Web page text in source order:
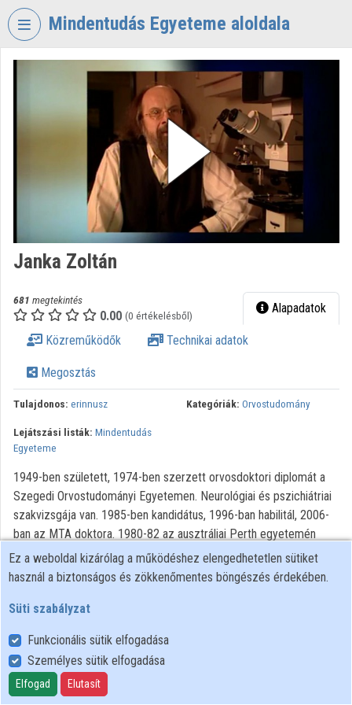
Fejléc kihagyása
Mindentudás Egyeteme aloldala
TORIUM
MINDENTUDÁS
Intézményi kezdőlap
Bejelentkezés
Intézményi felfedezés
Kategóriák
Intézményi listák
Intézmények
Közreműködők
Janka Zoltán
681 megtekintés
0.00 (0 értékelésből) Alapadatok
Közreműködők Technikai adatok
Megosztás
Tulajdonos: erinnusz Kategóriák: Orvostudomány
Lejátszási listák: Mindentudás
Egyeteme
1949-ben született, 1974-ben szerzett orvosdoktori diplomát a
Szegedi Orvostudományi Egyetemen. Neurológiai és pszichiátriai
szakvizsgája van. 1985-ben kandidátus, 1996-ban habilitál, 2006-
ban az MTA doktora. 1980-82 az ausztráliai Perth egyetemén
kutat. 1987-ben és 1991-ben svédországi és angliai
tanulmányutakon vett részt. Kutatásai középpontjában a
molekuláris és farmakodinamikai vizsgálata áll. Tudományos
ösztöndíjjal ismerték el. Tudományos közleményeiért Medicina
Nívódíjat és Nyírő Gyula-nívódíjat kapott.
Minden jog fenntartva.
Ez a weboldal kizárólag a működéshez elengedhetetlen sütiket
használ a biztonságos és zökkenőmentes böngészés érdekében.
Süti szabályzat
Funkcionális sütik elfogadása
Személyes sütik elfogadása
Elfogad Elutasít